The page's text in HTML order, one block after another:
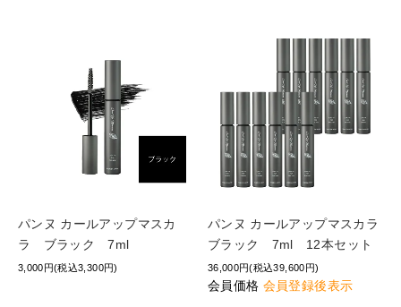
パンヌ カールアップマスカ
ラ ブラック 7ml
3,000円(税込3,300円)
パンヌ カールアップマスカラ
ブラック 7ml 12本セット
36,000円(税込39,600円)
会員価格 会員登録後表示